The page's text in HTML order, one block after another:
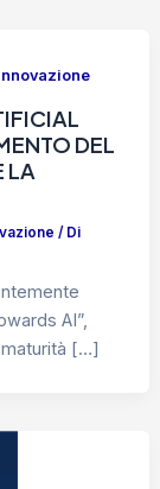
DEL
LA
/ Di
AI”,
maturità […]